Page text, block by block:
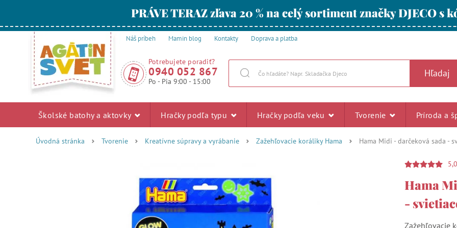
PRÁVE TERAZ zľava 20 % na celý sortiment značky DJECO s
Náš príbeh Mamin blog Kontakty Doprava a platba
Potrebujete poradiť?
0940 052 867
Po - Pia 9:00 - 15:00
Hľadaj
Školské batohy a aktovky Hračky podľa typu Hračky podľa veku Tvorenie Príroda a
Úvodná stránka Tvorenie Kreatívne súpravy a vyrábanie Zažehľovacie koráliky Hama Hama Midi - darčeková sada -
5,0
Hama
-
Zažehľovacie